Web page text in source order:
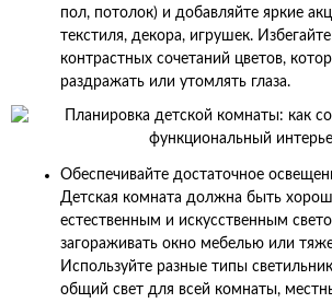
пол, потолок) и добавляйте яркие
текстиля, декора, игрушек.
контрастных сочетаний цветов,
раздражать или утомлять глаза.
Обеспечивайте достаточное
Детская комната должна быть
естественным и искусственным
загораживать окно мебелью или
Используйте разные типы
общий свет для всей комнаты,